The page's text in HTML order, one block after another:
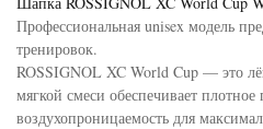
Профессиональная unisex модель
тренировок.
ROSSIGNOL XC World Cup — это
мягкой смеси обеспечивает
воздухопроницаемость для